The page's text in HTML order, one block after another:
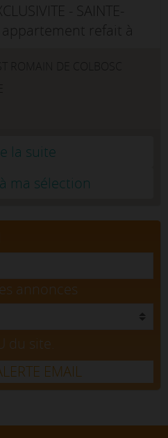
- SAINTE-
appartement refait à
la suite
ma sélection
annonces
du site.
EMAIL